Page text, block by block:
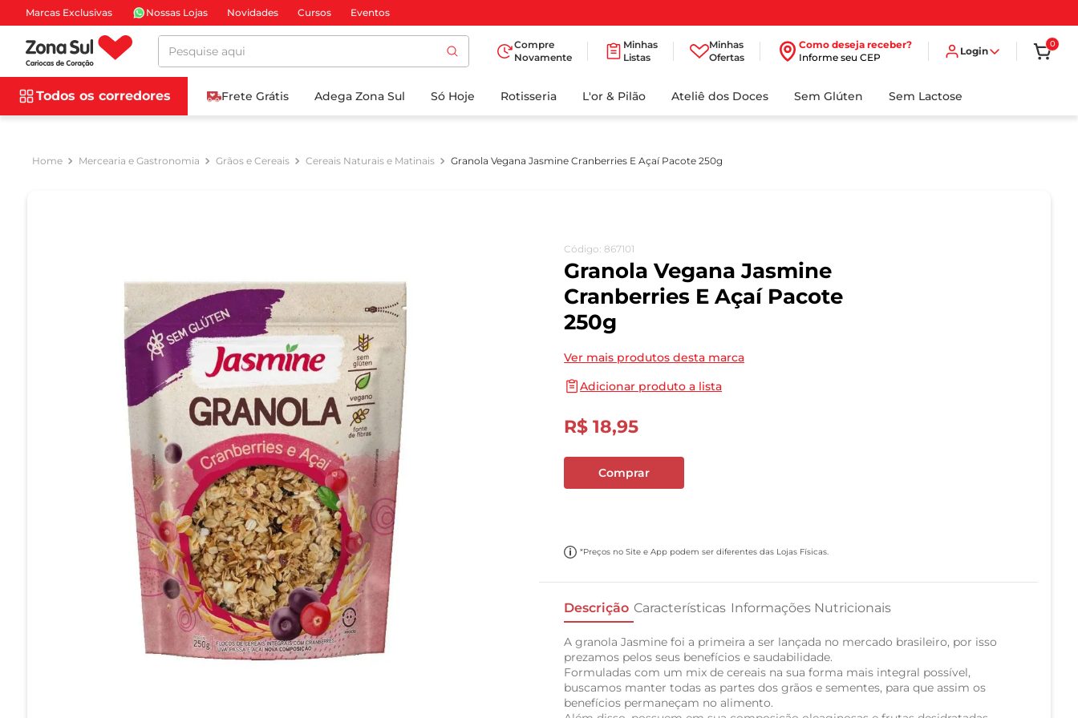
Marcas Exclusivas Nossas Lojas Novidades Cursos Eventos
Pesquise aqui
Compre
Novamente
Minhas
Listas
Minhas
Ofertas
Como deseja receber?
Informe seu CEP
Login
0
Todos os corredores Frete Grátis Adega Zona Sul Só Hoje Rotisseria L'or & Pilão Ateliê dos Doces Sem Glúten Sem Lactose
Mercearia e Gastronomia Grãos e Cereais Cereais Naturais e Matinais Granola Vegana Jasmine Cranberries E Açaí Pacote 250g
Código: 867101
Granola Vegana Jasmine
Cranberries E Açaí Pacote
250g
Ver mais produtos desta marca
Adicionar produto a lista
R$ 18,95
Comprar
*Preços no Site e App podem ser diferentes das Lojas Físicas.
Descrição Características Informações Nutricionais
A granola Jasmine foi a primeira a ser lançada no mercado brasileiro, por isso
prezamos pelos seus benefícios e saudabilidade.
Formuladas com um mix de cereais na sua forma mais integral possível,
buscamos manter todas as partes dos grãos e sementes, para que assim os
benefícios permaneçam no alimento.
BUSCADOS